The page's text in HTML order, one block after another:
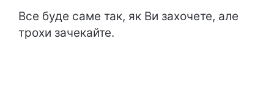
Все буде саме так, як Ви захочете, але
трохи зачекайте.